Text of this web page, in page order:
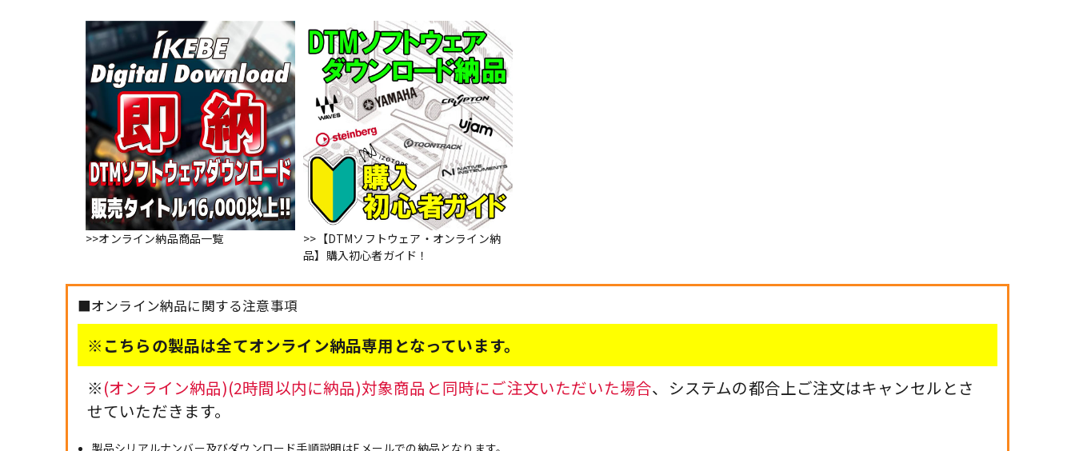
>>オンライン納品商品一覧
>>【DTMソフトウェア・オンライン納
品】購入初心者ガイド！
■オンライン納品に関する注意事項
※こちらの製品は全てオンライン納品専用となっています。
※(オンライン納品)(2時間以内に納品)対象商品と同時にご注文いただいた場合、システムの都合上ご注文はキャンセルとさ
せていただきます。